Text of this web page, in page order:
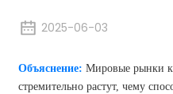
2025-06-03
Объяснение: Мировые рынки
стремительно растут, чему